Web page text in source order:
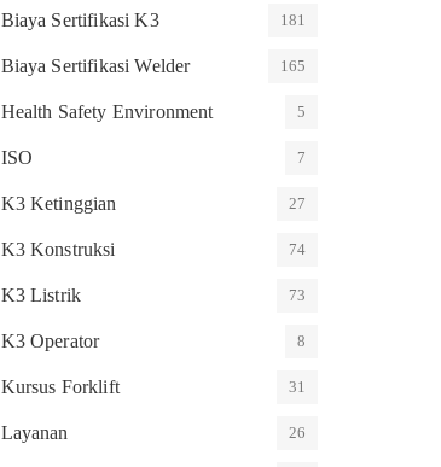
Biaya Sertifikasi K3 181
Biaya Sertifikasi Welder 165
Health Safety Environment 5
ISO 7
K3 Ketinggian 27
K3 Konstruksi 74
K3 Listrik 73
K3 Operator 8
Kursus Forklift 31
Layanan 26